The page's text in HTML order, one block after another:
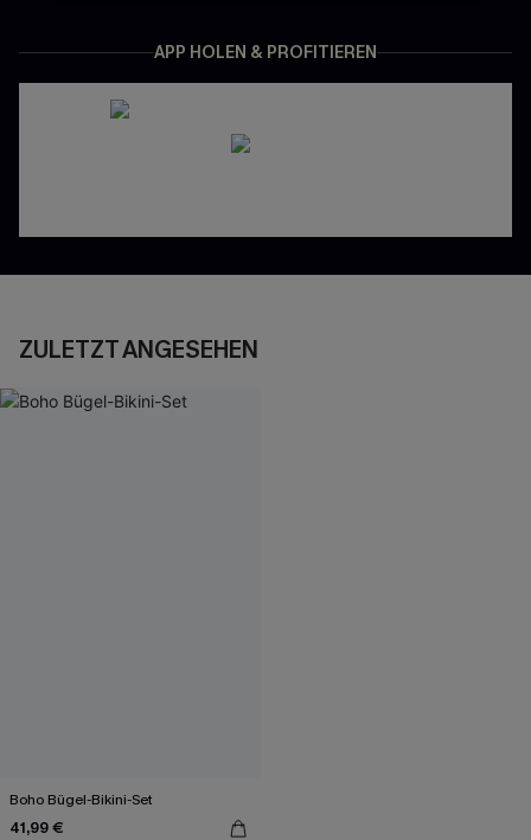
APP HOLEN & PROFITIEREN
ZULETZT ANGESEHEN
Boho Bügel-Bikini-Set
41,99 €